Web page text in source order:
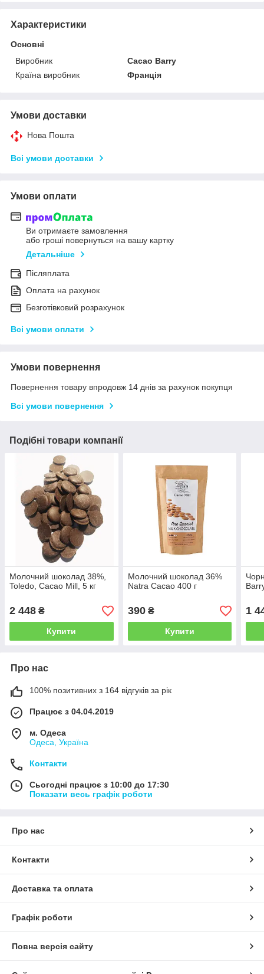
Характеристики
Основні
Виробник
Cacao Barry
Країна виробник
Франція
Умови доставки
Нова Пошта
Всі умови доставки
Умови оплати
Ви отримаєте замовлення
або гроші повернуться на вашу картку
Детальніше
Післяплата
Оплата на рахунок
Безготівковий розрахунок
Всі умови оплати
Умови повернення
Повернення товару впродовж 14 днів за рахунок покупця
Всі умови повернення
Подібні товари компанії
Молочний шоколад 38%,
Toledo, Cacao Mill, 5 кг
2 448 ₴
Купити
Молочний шоколад 36%
Natra Cacao 400 г
390₴
Купити
1
Про нас
100% позитивних з 164 відгуків за рік
Працює з 04.04.2019
м. Одеса
Одеса, Україна
Контакти
Сьогодні працює з 10:00 до 17:30
Показати весь графік роботи
Про нас
Контакти
Доставка та оплата
Графік роботи
Повна версія сайту